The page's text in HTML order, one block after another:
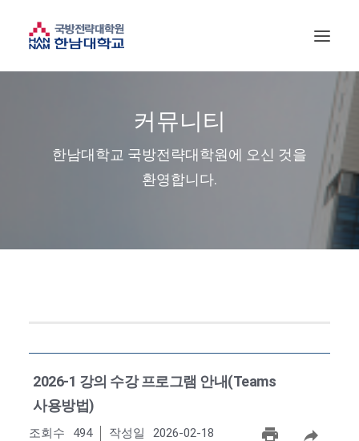
커뮤니티
한남대학교 국방전략대학원에 오신 것을
환영합니다.
2026-1 강의 수강 프로그램 안내(Teams
사용방법)
조회수 494 작성일 2026-02-18